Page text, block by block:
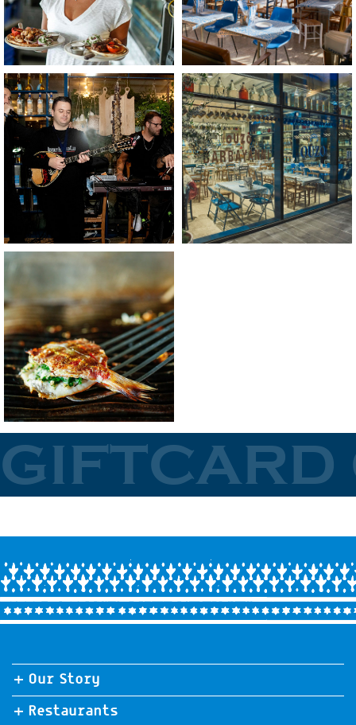
לפתיחת
התמונה
בגדול
-
+
לפתיחת
התמונה
בגדול
-
+
לפתיחת
בגדול
+
GIFTCARD
for any of our
Our Story
Restaurants